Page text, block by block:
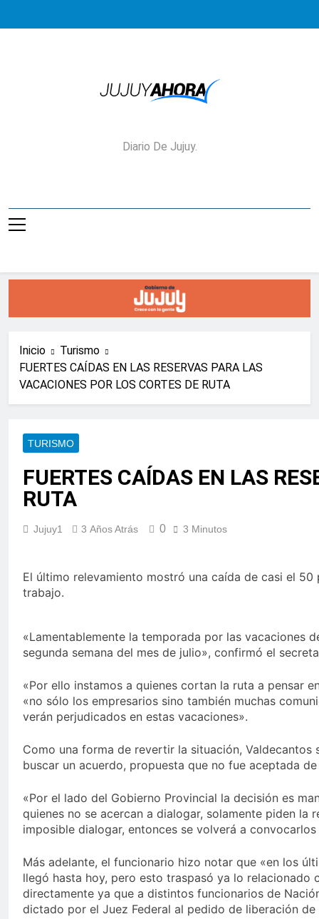
Jujuy Ahora!
Diario De Jujuy.
Inicio
Turismo
FUERTES CAÍDAS EN LAS RESERVAS PARA LAS
VACACIONES POR LOS CORTES DE RUTA
TURISMO
FUERTES CAÍDAS EN LAS
RUTA
Jujuy1 3 Años Atrás 0 3 Minutos
El último relevamiento mostró una caída de casi el
trabajo.
«Lamentablemente la temporada por las vacaciones
segunda semana del mes de julio», confirmó el
«Por ello instamos a quienes cortan la ruta a pensar
«no sólo los empresarios sino también muchas
verán perjudicados en estas vacaciones».
Como una forma de revertir la situación,
buscar un acuerdo, propuesta que no fue aceptada
«Por el lado del Gobierno Provincial la decisión es
quienes no se acercan a dialogar, solamente piden
imposible dialogar, entonces se volverá a
Más adelante, el funcionario hizo notar que «en los
llegó hasta hoy, pero esto traspasó ya lo
directamente ya que a distintos funcionarios de
dictado por el Juez Federal al pedido de liberación